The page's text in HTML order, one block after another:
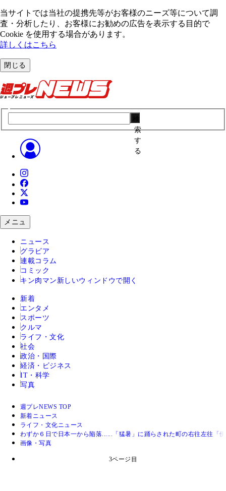
当サイトでは当社の提携先等がお客様のニーズ等について調
査・分析したり、お客様にお勧めの広告を表⽰する⽬的で
Cookie を使⽤する場合があります。
詳しくはこちら
閉じる
索
す
る
メニュ
ニュース
グラビア
連載コラム
コミック
キン肉マン 新しいウィンドウで開く
新着
エンタメ
スポーツ
クルマ
ライフ・文化
社会
政治・国際
経済・ビジネス
IT・科学
写真
週プレNEWS TOP
新着ニュース
ライフ・文化ニュース
わずか６日で日本一から陥落......「猛暑」に踊らされた町の右往左往「
画像・写真
3ページ目